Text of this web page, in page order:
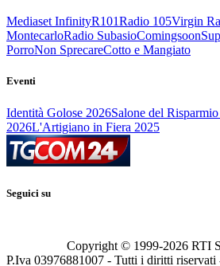
Mediaset InfinityR101Radio 105Virgin
MontecarloRadio SubasioComingsoon
PorroNon SprecareCotto e Mangiato
Eventi
Identità Golose 2026Salone del
2026L'Artigiano in Fiera 2025
Seguici su
Copyright © 1999-2026 RTI
P.Iva 03976881007 - Tutti i diritti riservati